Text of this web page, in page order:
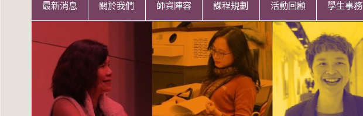
最新消息 關於我們 師資陣容 課程規劃 活動回顧 學生事務